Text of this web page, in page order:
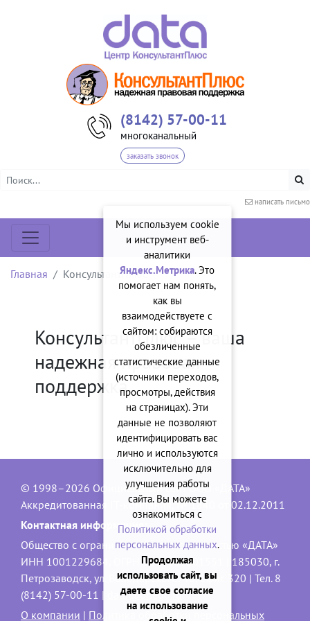
(8142) 57-00-11
многоканальный
заказать звонок
написать письмо
Главная КонсультантПлюс
КонсультантПлюс – ваша
надежная правовая
поддержка
© 1998–2026 Официальный сайт ООО «ДАТА»
Аккредитованная IT-компания, № 1840 от 02.12.2011
Контактная информация:
Общество с ограниченной ответственностью «ДАТА»
ИНН 1001229684, ОГРН 1101001001551 | 185030, г.
Петрозаводск, ул. Володарского, 40, офис 320 | Тел. 8
(8142) 57-00-11 |
data@onego.ru
О компании | Политика обработки персональных
Мы используем cookie
и инструмент веб-
аналитики
Яндекс.Метрика. Это
помогает нам понять,
как вы
взаимодействуете с
сайтом: собираются
обезличенные
статистические данные
(источники переходов,
просмотры, действия
на страницах). Эти
данные не позволяют
идентифицировать вас
лично и используются
исключительно для
улучшения работы
сайта. Вы можете
ознакомиться с
Политикой обработки
персональных данных.
Продолжая
использовать сайт, вы
даете свое согласие
на использование